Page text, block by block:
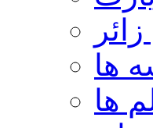
ها
ها